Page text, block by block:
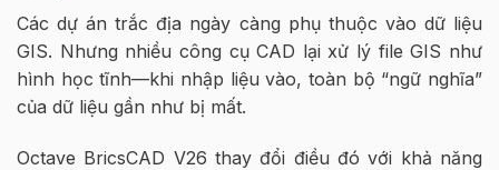
Các dự án trắc địa ngày càng phụ thuộc vào dữ liệu
GIS. Nhưng nhiều công cụ CAD lại xử lý file GIS như
hình học tĩnh—khi nhập liệu vào, toàn bộ “ngữ nghĩa”
của dữ liệu gần như bị mất.
Octave BricsCAD V26 thay đổi điều đó với khả năng